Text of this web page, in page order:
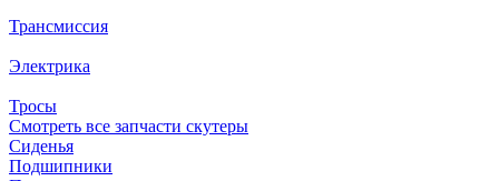
Трансмиссия
Электрика
Тросы
Смотреть все запчасти скутеры
Сиденья
Подшипники